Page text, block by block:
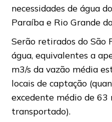
necessidades de água
Paraíba e Rio Grande
Serão retirados do São
água, equivalentes a
m3/s da vazão média
locais de captação
excedente médio de 63
transportado).